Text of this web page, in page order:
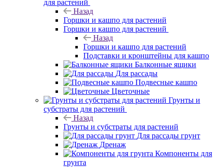
для растений
Назад
Горшки и кашпо для растений
Горшки и кашпо для растений
Назад
Горшки и кашпо для растений
Подставки и кронштейны для кашпо
Балконные ящики
Для рассады
Подвесные кашпо
Цветочные
Грунты и
субстраты для растений
Назад
Грунты и субстраты для растений
Для рассады грунт
Дренаж
Компоненты для
грунта